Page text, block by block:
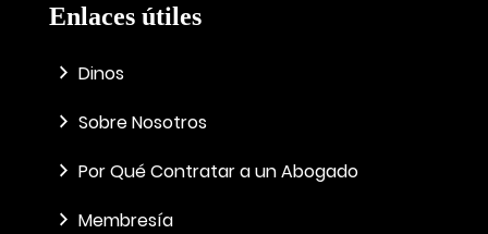
Enlaces útiles
Dinos
Sobre Nosotros
Por Qué Contratar a un Abogado
Membresía